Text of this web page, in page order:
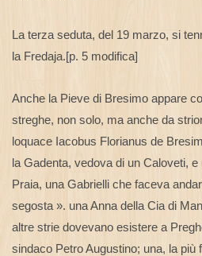
La terza seduta, del 19 marzo, si
la Fredaja.[p. 5 modifica]
Anche la Pieve di Bresimo appare
streghe, non solo, ma anche da
loquace Iacobus Florianus de
la Gadenta, vedova di un Caloveti,
Praia, una Gabrielli che faceva
segosta ». una Anna della Cia di
altre strie dovevano esistere a
sindaco Petro Augustino; una, la più